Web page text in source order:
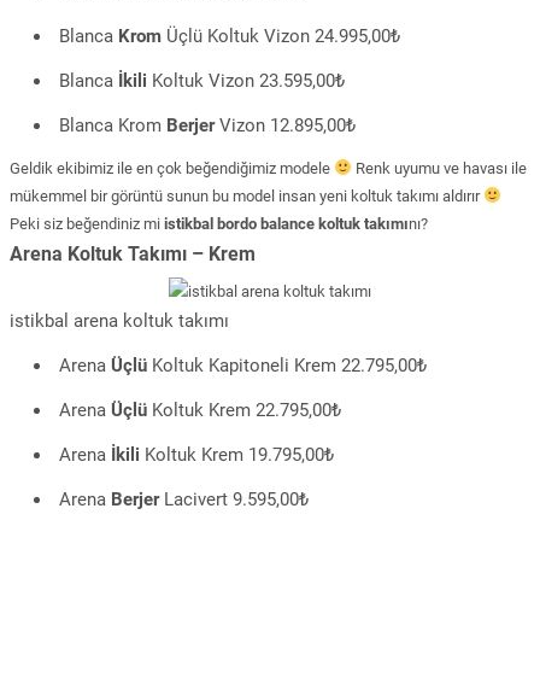
Blanca Krom Üçlü Koltuk Vizon 24.995,00₺
Blanca İkili Koltuk Vizon 23.595,00₺
Blanca Krom BerjerVizon 12.895,00₺
Geldik ekibimiz ile en çok beğendiğimiz modele
Renk uyumu ve havası ile
mükemmel bir görüntü sunun bu model insan yeni koltuk takımı aldırır
Peki siz beğendiniz mi istikbal bordo balance koltuk takımını?
Arena Koltuk Takımı – Krem
istikbal arena koltuk takımı
Arena Üçlü Koltuk Kapitoneli Krem 22.795,00₺
Arena Üçlü Koltuk Krem 22.795,00₺
Arena İkili Koltuk Krem 19.795,00₺
Arena BerjerLacivert 9.595,00₺